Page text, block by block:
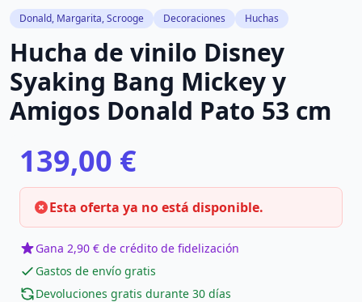
Donald, Margarita, Scrooge Decoraciones Huchas
Hucha de vinilo Disney
Syaking Bang Mickey y
Amigos Donald Pato 53 cm
139,00 €
Esta oferta ya no está disponible.
Gana 2,90 € de crédito de fidelización
Gastos de envío gratis
Devoluciones gratis durante 30 días